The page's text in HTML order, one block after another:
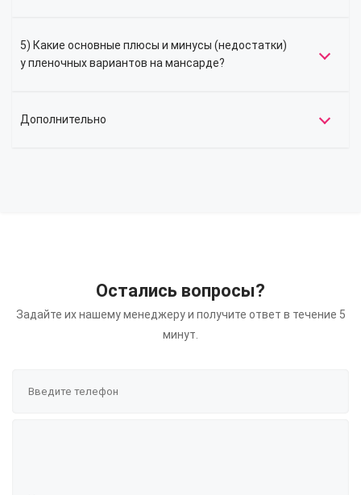
5) Какие основные плюсы и минусы (недостатки)
у пленочных вариантов на мансарде?
Дополнительно
Остались вопросы?
Задайте их нашему менеджеру и получите ответ в течение 5
минут.